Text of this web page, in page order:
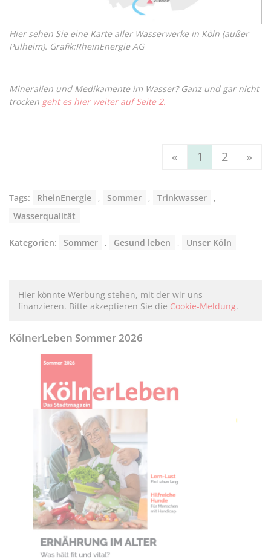
Hier sehen Sie eine Karte aller Wasserwerke in Köln (außer
Pulheim). Grafik:RheinEnergie AG
Mineralien und Medikamente im Wasser? Ganz und gar nicht
trocken geht es hier weiter auf Seite 2.
« 1 2 »
Tags: RheinEnergie , Sommer , Trinkwasser
,
Wasserqualität
Kategorien: Sommer , Gesund leben , Unser Köln
Hier könnte Werbung stehen, mit der wir uns
finanzieren. Bitte akzeptieren Sie die Cookie-Meldung.
KölnerLeben Sommer 2026